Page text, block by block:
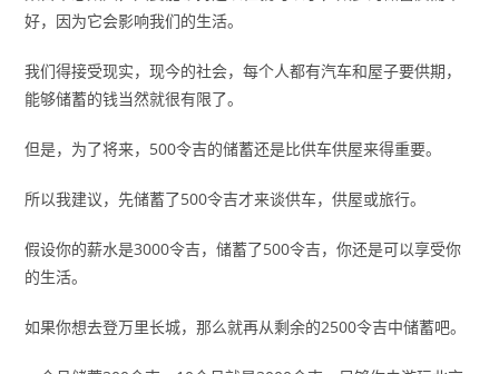
好，因为它会影响我们的生活。
我们得接受现实，现今的社会，每个人都有汽车和屋子要供期，
能够储蓄的钱当然就很有限了。
但是，为了将来，500令吉的储蓄还是比供车供屋来得重要。
所以我建议，先储蓄了500令吉才来谈供车，供屋或旅行。
假设你的薪水是3000令吉，储蓄了500令吉，你还是可以享受你
的生活。
如果你想去登万里长城，那么就再从剩余的2500令吉中储蓄吧。